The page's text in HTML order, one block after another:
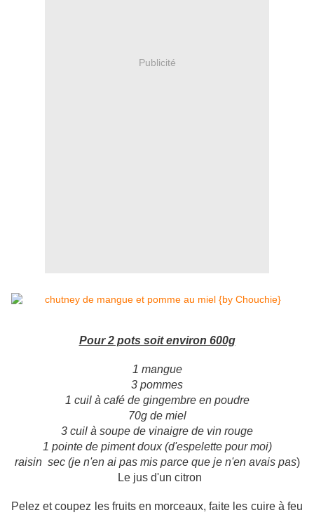
Publicité
Pour 2 pots soit environ 600g
1 mangue
3 pommes
1 cuil à café de gingembre en poudre
70g de miel
3 cuil à soupe de vinaigre de vin rouge
1 pointe de piment doux (d'espelette pour moi)
raisin sec (je n'en ai pas mis parce que je n'en avais pas)
Le jus d'un citron
Pelez et coupez les fruits en morceaux, faite les cuire à feu